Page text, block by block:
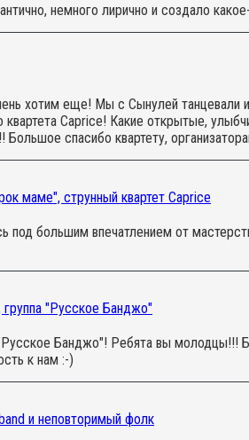
немного лирично и создало
хотим еще! Мы с Сынулей
Caprice! Какие открытые,
спасибо квартету,
маме", струнный квартет Caprice
под большим впечатлением от
"Русское Банджо"
Банджо"! Ребята вы молодцы!!!
к нам :-)
и неповторимый фолк